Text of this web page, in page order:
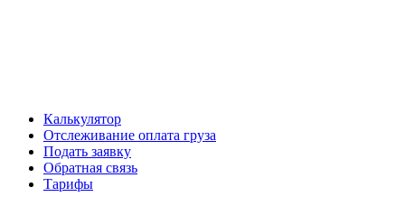
Калькулятор
Отслеживание оплата груза
Подать заявку
Обратная связь
Тарифы